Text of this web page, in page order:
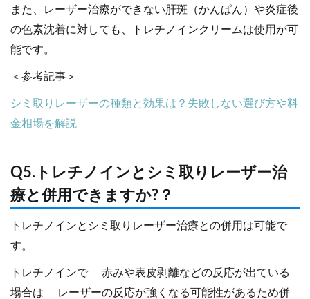
また、レーザー治療ができない肝斑（かんぱん）や炎症後
の色素沈着に対しても、トレチノインクリームは使用が可
能です。
＜参考記事＞
シミ取りレーザーの種類と効果は？失敗しない選び方や料
金相場を解説
Q5.トレチノインとシミ取りレーザー治
療と併用できますか?？
トレチノインとシミ取りレーザー治療との併用は可能で
す。
トレチノインで 赤みや表皮剥離などの反応が出ている
場合は レーザーの反応が強くなる可能性があるため併